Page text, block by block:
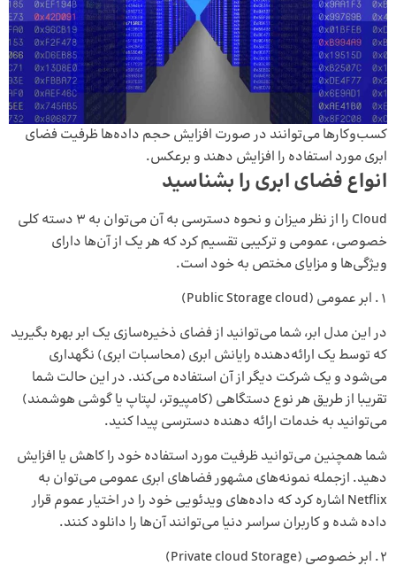
کسب‌وکارها می‌توانند در صورت افزایش حجم داده‌ها ظرفیت فضای
ابری مورد استفاده را افزایش دهند و برعکس.
انواع فضای ابری را بشناسید
Cloud را از نظر میزان و نحوه دسترسی به آن می‌توان به 3 دسته کلی
خصوصی، عمومی و ترکیبی تقسیم کرد که هر یک از آن‌ها دارای
ویژگی‌ها و مزایای مختص به خود است.
ابر عمومی (Public Storage cloud)
در این مدل ابر، شما می‌توانید از فضای ذخیره‌سازی یک ابر بهره بگیرید
که توسط یک ارائه‌دهنده رایانش ابری (محاسبات ابری) نگهداری
می‌شود و یک شرکت دیگر از آن استفاده می‌کند. در این حالت شما
تقریبا از طریق هر نوع دستگاهی (کامپیوتر، لپتاپ یا گوشی هوشمند)
می‌توانید به خدمات ارائه ‌دهنده دسترسی پیدا کنید.
شما همچنین می‌توانید ظرفیت مورد استفاده خود را کاهش یا افزایش
دهید. ازجمله نمونه‌های مشهور فضاهای ابری عمومی می‌توان به
Netflix اشاره کرد که داده‌های ویدئویی خود را در اختیار عموم قرار
داده شده و کاربران سراسر دنیا می‌توانند آن‌ها را دانلود کنند.
ابر خصوصی (Private cloud Storage)